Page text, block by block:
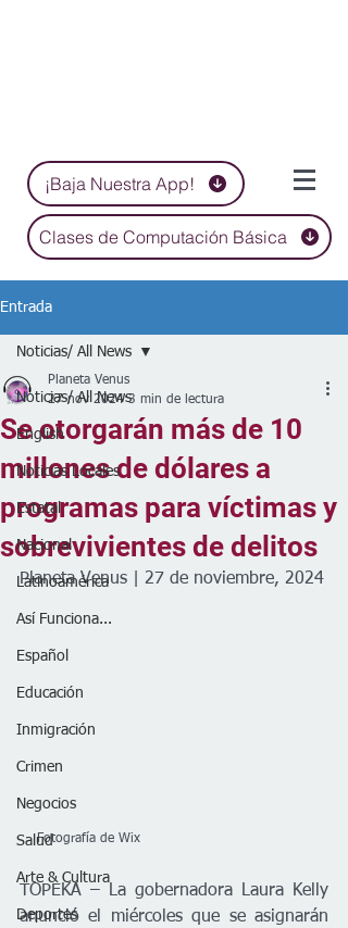
¡Baja Nuestra App!
Clases de Computación Básica
Entrada
Noticias/ All News
English
Noticias Locales
Estatal
Nacional
Latinoamérica
Así Funciona...
Español
Educación
Inmigración
Crimen
Negocios
Salud
Arte & Cultura
Deportes
Noticias/ All News
Se otorgarán más de 10
millones de dólares a
programas para víctimas y
sobrevivientes de delitos
Planeta Venus
27 nov 2024 3 min de lectura
Planeta Venus | 27 de noviembre, 2024
    Fotografía de Wix
TOPEKA – La gobernadora Laura Kelly
anunció el miércoles que se asignarán